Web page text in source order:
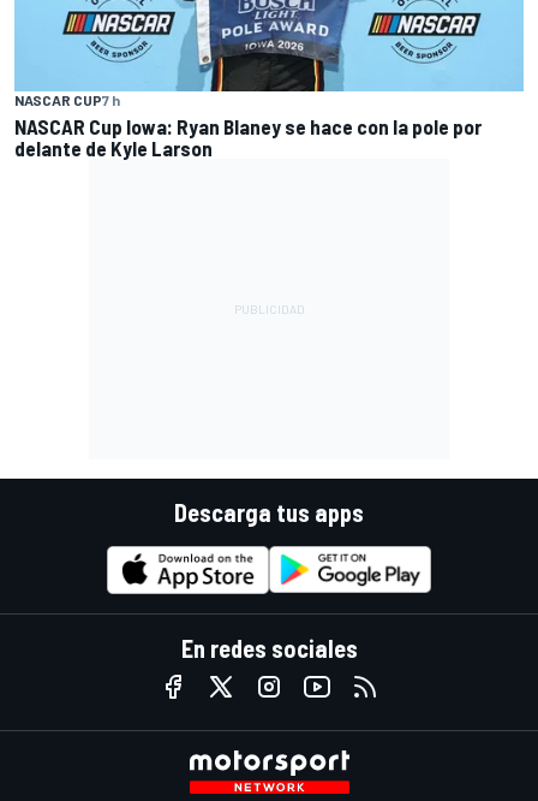
NASCAR CUP7 h
NASCAR Cup Iowa: Ryan Blaney se hace con la pole por
delante de Kyle Larson
Descarga tus apps
En redes sociales